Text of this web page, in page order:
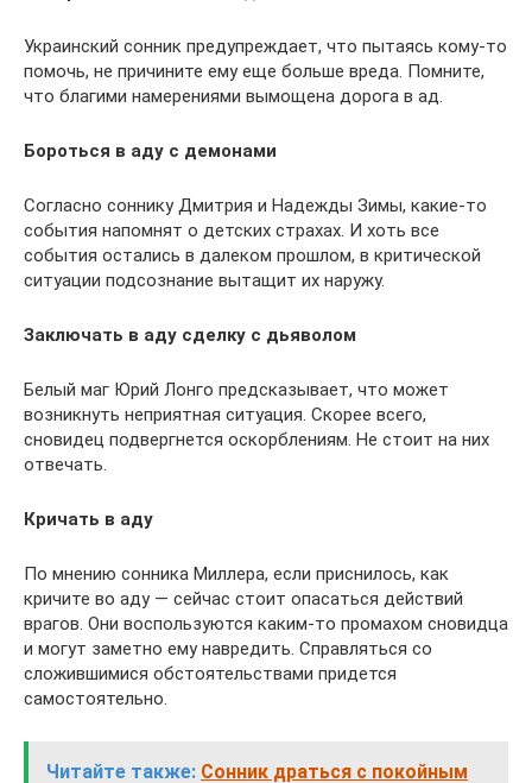
Украинский сонник предупреждает, что пытаясь кому-то
помочь, не причините ему еще больше вреда. Помните,
что благими намерениями вымощена дорога в ад.
Бороться в аду с демонами
Согласно соннику Дмитрия и Надежды Зимы, какие-то
события напомнят о детских страхах. И хоть все
события остались в далеком прошлом, в критической
ситуации подсознание вытащит их наружу.
Заключать в аду сделку с дьяволом
Белый маг Юрий Лонго предсказывает, что может
возникнуть неприятная ситуация. Скорее всего,
сновидец подвергнется оскорблениям. Не стоит на них
отвечать.
Кричать в аду
По мнению сонника Миллера, если приснилось, как
кричите во аду — сейчас стоит опасаться действий
врагов. Они воспользуются каким-то промахом сновидца
и могут заметно ему навредить. Справляться со
сложившимися обстоятельствами придется
самостоятельно.
Читайте также: Сонник драться с покойным